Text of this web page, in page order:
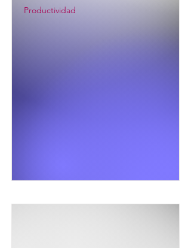
Productividad